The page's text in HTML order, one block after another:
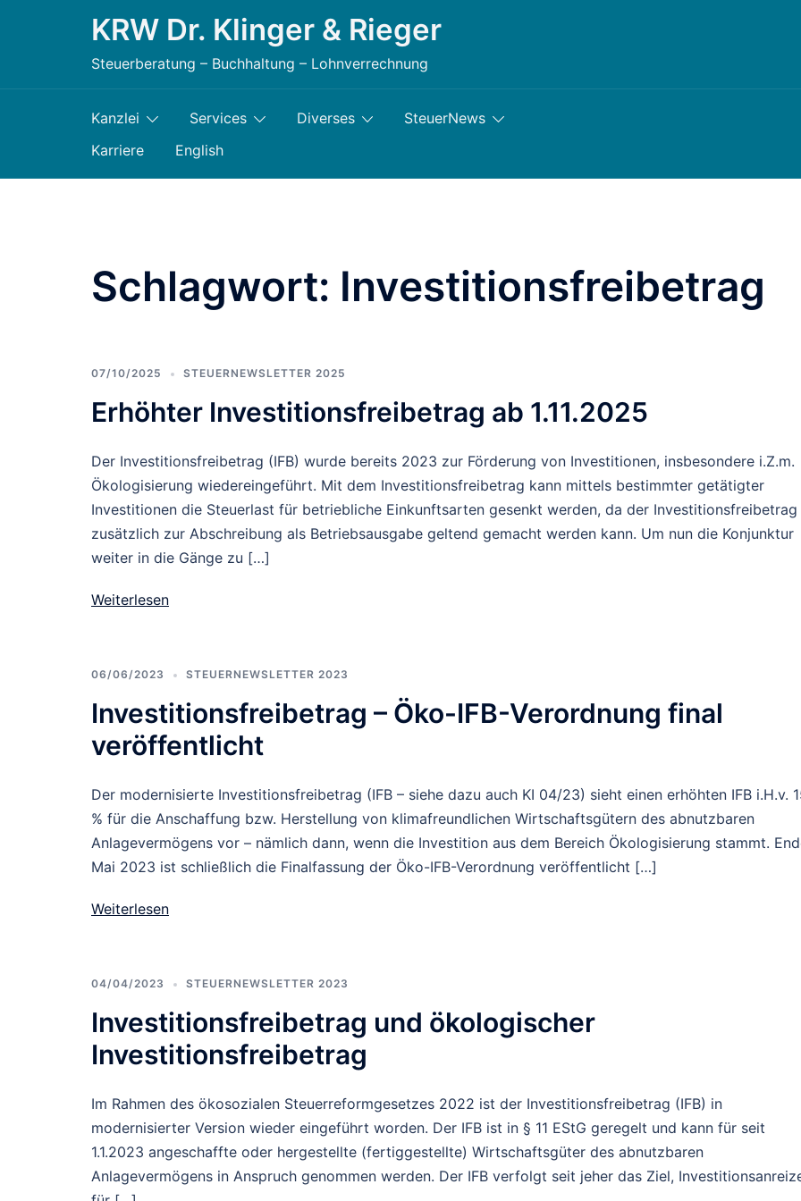
KRW Dr. Klinger & Rieger
Steuerberatung – Buchhaltung – Lohnverrechnung
Kanzlei Services Diverses
SteuerNews
Karriere
English
Schlagwort: Investitionsfreibetrag
07/10/2025 STEUERNEWSLETTER 2025
Erhöhter Investitionsfreibetrag ab 1.11.2025
Der Investitionsfreibetrag (IFB) wurde bereits 2023 zur Förderung von Investitionen, insbesondere i.Z.m.
Ökologisierung wiedereingeführt. Mit dem Investitionsfreibetrag kann mittels bestimmter getätigter
Investitionen die Steuerlast für betriebliche Einkunftsarten gesenkt werden, da der Investitionsfreibetrag
zusätzlich zur Abschreibung als Betriebsausgabe geltend gemacht werden kann. Um nun die Konjunktur
weiter in die Gänge zu […]
Weiterlesen
06/06/2023 STEUERNEWSLETTER 2023
Investitionsfreibetrag – Öko-IFB-Verordnung final
veröffentlicht
Der modernisierte Investitionsfreibetrag (IFB – siehe dazu auch KI 04/23) sieht einen erhöhten IFB i.H.v.
% für die Anschaffung bzw. Herstellung von klimafreundlichen Wirtschaftsgütern des abnutzbaren
Anlagevermögens vor – nämlich dann, wenn die Investition aus dem Bereich Ökologisierung stammt.
Mai 2023 ist schließlich die Finalfassung der Öko-IFB-Verordnung veröffentlicht […]
Weiterlesen
04/04/2023 STEUERNEWSLETTER 2023
Investitionsfreibetrag und ökologischer
Investitionsfreibetrag
Im Rahmen des ökosozialen Steuerreformgesetzes 2022 ist der Investitionsfreibetrag (IFB) in
modernisierter Version wieder eingeführt worden. Der IFB ist in § 11 EStG geregelt und kann für seit
1.1.2023 angeschaffte oder hergestellte (fertiggestellte) Wirtschaftsgüter des abnutzbaren
Anlagevermögens in Anspruch genommen werden. Der IFB verfolgt seit jeher das Ziel,